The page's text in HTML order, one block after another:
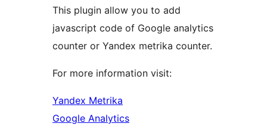
This plugin allow you to add
javascript code of Google analytics
counter or Yandex metrika counter.
For more information visit:
Yandex Metrika
Google Analytics